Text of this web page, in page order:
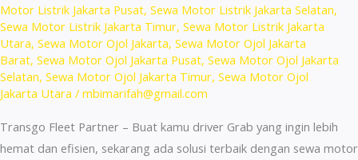
Motor Listrik Jakarta Pusat, Sewa Motor Listrik Jakarta Selatan,
Sewa Motor Listrik Jakarta Timur, Sewa Motor Listrik Jakarta
Utara, Sewa Motor Ojol Jakarta, Sewa Motor Ojol Jakarta
Barat, Sewa Motor Ojol Jakarta Pusat, Sewa Motor Ojol Jakarta
Selatan, Sewa Motor Ojol Jakarta Timur, Sewa Motor Ojol
Jakarta Utara / mbimarifah@gmail.com
Transgo Fleet Partner – Buat kamu driver Grab yang ingin lebih
hemat dan efisien, sekarang ada solusi terbaik dengan sewa motor